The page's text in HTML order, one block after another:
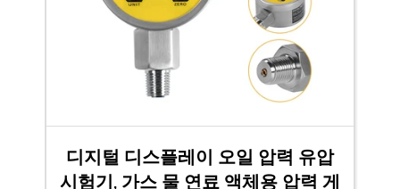
디지털 디스플레이 오일 압력 유압
시험기, 가스 물 연료 액체용 압력 게